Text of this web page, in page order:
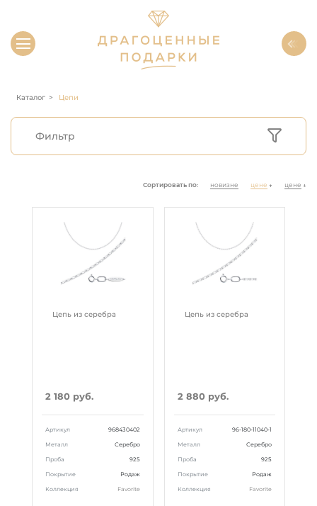
Каталог Цепи
Фильтр
Сортировать по: новизне цене ↑ цене ↓
Цепь из серебра
2 180 руб.
Артикул 968430402
Металл Серебро
Проба 925
Покрытие Родаж
Коллекция Favorite
Цепь из серебра
2 880 руб.
Артикул 96-180-11040-1
Металл Серебро
Проба 925
Покрытие Родаж
Коллекция Favorite